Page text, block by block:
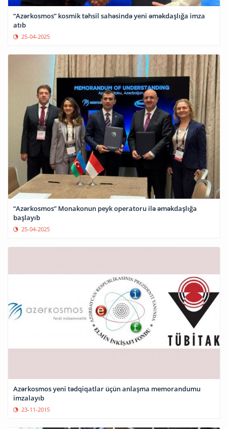
“Azərkosmos” kosmik təhsil sahəsində yeni əməkdaşlığa imza
atıb
25-04-2025
“Azərkosmos” Monakonun peyk operatoru ilə əməkdaşlığa
başlayıb
25-04-2025
Azərkosmos yeni tədqiqatlar üçün anlaşma memorandumu
imzalayıb
23-11-2015